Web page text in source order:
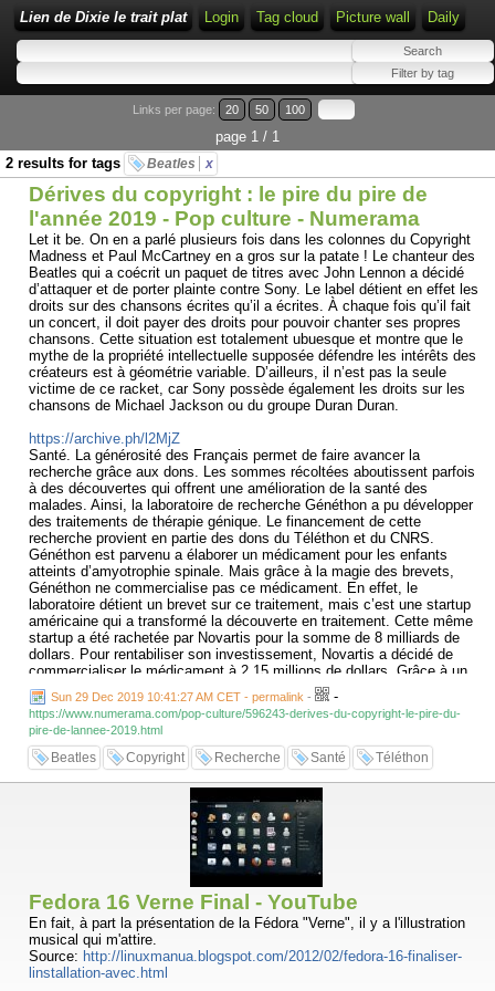
Lien de Dixie le trait plat Login Tag cloud Picture wall Daily
Links per page: 20 50 100
page 1 / 1
2 results for tags
Beatles x
Dérives du copyright : le pire du pire de
l'année 2019 - Pop culture - Numerama
Let it be. On en a parlé plusieurs fois dans les colonnes du Copyright
Madness et Paul McCartney en a gros sur la patate ! Le chanteur des
Beatles qui a coécrit un paquet de titres avec John Lennon a décidé
d’attaquer et de porter plainte contre Sony. Le label détient en effet les
droits sur des chansons écrites qu’il a écrites. À chaque fois qu’il fait
un concert, il doit payer des droits pour pouvoir chanter ses propres
chansons. Cette situation est totalement ubuesque et montre que le
mythe de la propriété intellectuelle supposée défendre les intérêts des
créateurs est à géométrie variable. D’ailleurs, il n’est pas la seule
victime de ce racket, car Sony possède également les droits sur les
chansons de Michael Jackson ou du groupe Duran Duran.
https://archive.ph/l2MjZ
Santé. La générosité des Français permet de faire avancer la
recherche grâce aux dons. Les sommes récoltées aboutissent parfois
à des découvertes qui offrent une amélioration de la santé des
malades. Ainsi, la laboratoire de recherche Généthon a pu développer
des traitements de thérapie génique. Le financement de cette
recherche provient en partie des dons du Téléthon et du CNRS.
Généthon est parvenu a élaborer un médicament pour les enfants
atteints d’amyotrophie spinale. Mais grâce à la magie des brevets,
Généthon ne commercialise pas ce médicament. En effet, le
laboratoire détient un brevet sur ce traitement, mais c’est une startup
américaine qui a transformé la découverte en traitement. Cette même
startup a été rachetée par Novartis pour la somme de 8 milliards de
dollars. Pour rentabiliser son investissement, Novartis a décidé de
commercialiser le médicament à 2,15 millions de dollars. Grâce à un
subtil jeu de rachat, Novartis va pouvoir satisfaire ses actionnaires en
vendant un médicament financé initialement par des dons et de
l’argent public. Évidemment le prix exorbitant pose la question de
l’accès aux soins. Et Généthon a pris soin de prévoir une clause dans
la licence d’utilisation du brevet qui stipule que le prix ne doit pas être
une barrière. Mais visiblement, Novartis n’a pas dû lire cette clause…
Sun 29 Dec 2019 10:41:27 AM CET - permalink - -
https://www.numerama.com/pop-culture/596243-derives-du-copyright-le-pire-du-
pire-de-lannee-2019.html
Beatles Copyright Recherche Santé Téléthon
Fedora 16 Verne Final - YouTube
En fait, à part la présentation de la Fédora "Verne", il y a l'illustration
musical qui m'attire.
Source: http://linuxmanua.blogspot.com/2012/02/fedora-16-finaliser-
linstallation-avec.html